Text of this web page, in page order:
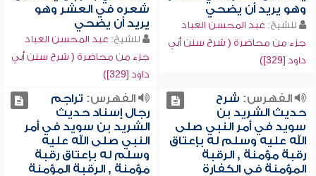
وهو يريد أن يضحي
للشيخ: عبد المحسن العباد
جزء من محاضرة ( شرح سنن أبي
داود [329])
شعره في العشر وهو
يريد أن يضحي
للشيخ: عبد المحسن العباد
جزء من محاضرة ( شرح سنن أبي
داود [329])
الفهرس: شرح
حديث الشريد بن
سويد في أمر النبي صلى
الله عليه وسلم له بإعتاق
رقبة مؤمنة , الرقبة
المؤمنة في الكفارة
الفهرس: تراجم
رجال إسناد حديث
الشريد بن سويد في أمر
النبي صلى الله عليه
وسلم له بإعتاق رقبة
مؤمنة , الرقبة المؤمنة